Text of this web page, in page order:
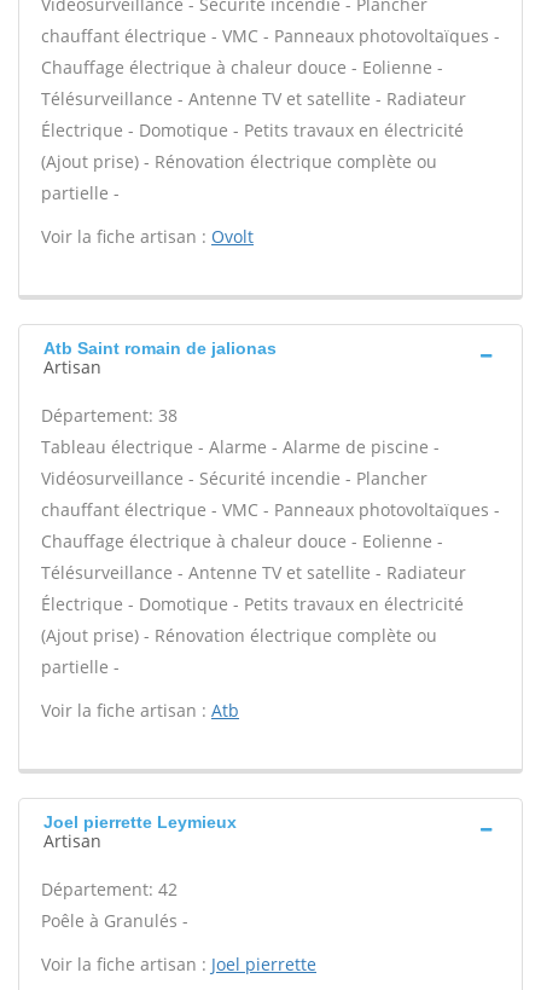
chauffant électrique - VMC - Panneaux photovoltaïques -
Chauffage électrique à chaleur douce - Eolienne -
Télésurveillance - Antenne TV et satellite - Radiateur
Électrique - Domotique - Petits travaux en électricité
(Ajout prise) - Rénovation électrique complète ou
partielle -
Voir la fiche artisan : Ovolt
Atb Saint romain de jalionas
Artisan
Département: 38
Tableau électrique - Alarme - Alarme de piscine -
Vidéosurveillance - Sécurité incendie - Plancher
chauffant électrique - VMC - Panneaux photovoltaïques -
Chauffage électrique à chaleur douce - Eolienne -
Télésurveillance - Antenne TV et satellite - Radiateur
Électrique - Domotique - Petits travaux en électricité
(Ajout prise) - Rénovation électrique complète ou
partielle -
Voir la fiche artisan : Atb
Joel pierrette Leymieux
Artisan
Département: 42
Poêle à Granulés -
Voir la fiche artisan : Joel pierrette